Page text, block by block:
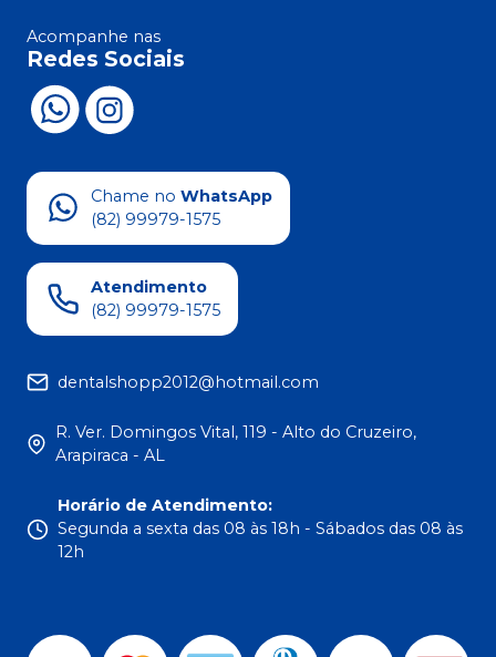
Acompanhe nas
Redes Sociais
Chame no WhatsApp
(82) 99979-1575
Atendimento
(82) 99979-1575
dentalshopp2012@hotmail.com
R. Ver. Domingos Vital, 119 - Alto do Cruzeiro,
Arapiraca - AL
Horário de Atendimento:
Segunda a sexta das 08 às 18h - Sábados das 08 às
12h